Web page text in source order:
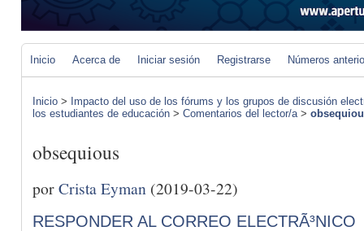
Inicio Acerca de Iniciar sesión Registrarse Números
Inicio > Impacto del uso de los fórums y los grupos de discusión
los estudiantes de educación > Comentarios del lector/a>
obsequious
porCrista Eyman (2019-03-22)
RESPONDER AL CORREO ELECTRÃ³NICO